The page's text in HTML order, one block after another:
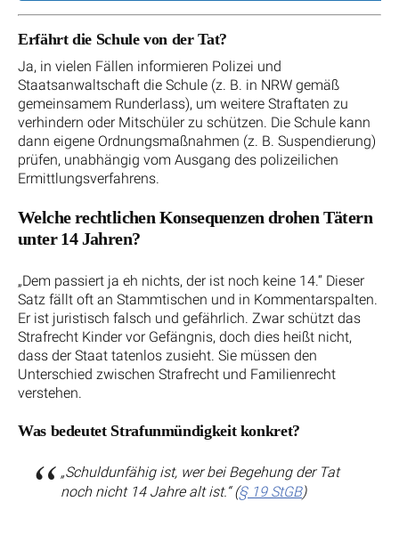
Erfährt die Schule von der Tat?
Ja, in vielen Fällen informieren Polizei und
Staatsanwaltschaft die Schule (z. B. in NRW gemäß
gemeinsamem Runderlass), um weitere Straftaten zu
verhindern oder Mitschüler zu schützen. Die Schule kann
dann eigene Ordnungsmaßnahmen (z. B. Suspendierung)
prüfen, unabhängig vom Ausgang des polizeilichen
Ermittlungsverfahrens.
Welche rechtlichen Konsequenzen drohen Tätern
unter 14 Jahren?
„Dem passiert ja eh nichts, der ist noch keine 14.“ Dieser
Satz fällt oft an Stammtischen und in Kommentarspalten.
Er ist juristisch falsch und gefährlich. Zwar schützt das
Strafrecht Kinder vor Gefängnis, doch dies heißt nicht,
dass der Staat tatenlos zusieht. Sie müssen den
Unterschied zwischen Strafrecht und Familienrecht
verstehen.
Was bedeutet Strafunmündigkeit konkret?
„Schuldunfähig ist, wer bei Begehung der Tat
noch nicht 14 Jahre alt ist.“ (§ 19 StGB)